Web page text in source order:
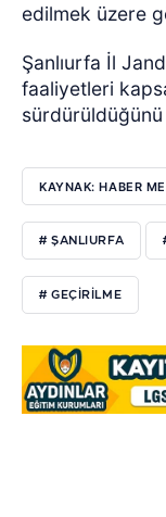
edilmek üzere
Şanlıurfa İl
faaliyetleri
KAYNAK: HABER
# ŞANLIURFA
# GEÇİRİLME